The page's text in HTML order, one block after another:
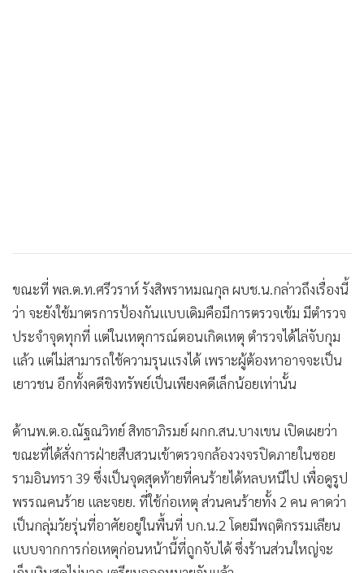
ขณะที่ พล.ต.ท.ศรีวราห์ รังสิพราหมณกุล ผบช.น.กล่าวถึงเรื่องนี้
ว่า จะยังใช้มาตรการป้องกันแบบเดิมคือมีการตรวจเข้ม มีตำรวจ
ประจำจุดทุกที่ แต่ในเหตุการณ์ตอนเกิดเหตุ ตำรวจได้ไล่จับกุม
แล้ว แต่ไม่สามารถใช้ความรุนแรงได้ เพราะผู้ต้องหาอาจจะเป็น
เยาวชน อีกทั้งคดีชิงทรัพย์เป็นเพียงคดีเล็กน้อยเท่านั้น
ด้านพ.ต.อ.ณัฐณวิทย์ สิทธาภิรมย์ ผกก.สน.บางเขน เปิดเผยว่า
ขณะที่ได้สั่งการฝ่ายสืบสวนเข้าตรวจกล้องวงจรปิดภายในซอย
รามอินทรา 39 ซึ่งเป็นจุดสุดท้ายที่คนร้ายได้หลบหนีไป เพื่อดูรูป
พรรณคนร้าย และจยย. ที่ใช้ก่อเหตุ ส่วนคนร้ายทั้ง 2 คน คาดว่า
เป็นกลุ่มวัยรุ่นที่อาศัยอยู่ในพื้นที่ บก.น.2 โดยมีพฤติกรรมเลียน
แบบจากการก่อเหตุก่อนหน้านี้ที่ถูกจับได้ ซึ่งร้านส่วนใหญ่จะ